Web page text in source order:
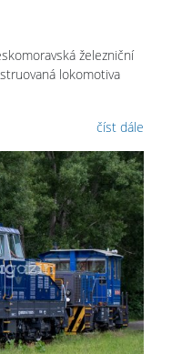
železniční
lokomotiva
číst dále